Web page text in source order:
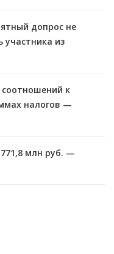
допрос не
участника из
к
налогов —
млн руб. —